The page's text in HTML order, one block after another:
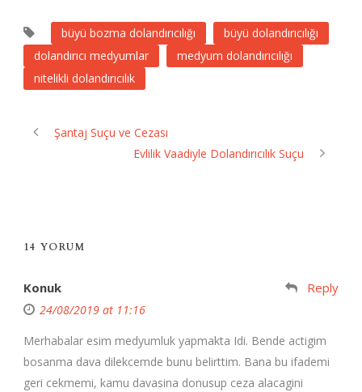
büyü bozma dolandırıcılığı
büyü dolandırıcılığı
dolandırıcı medyumlar
medyum dolandırıcılığı
nitelikli dolandırıcılık
Şantaj Suçu ve Cezası
Evlilik Vaadiyle Dolandırıcılık Suçu
14 YORUM
Konuk
24/08/2019 at 11:16
Reply
Merhabalar esim medyumluk yapmakta Idi. Bende actigim
bosanma dava dilekcemde bunu belirttim. Bana bu ifademi
geri cekmemi, kamu davasina donusup ceza alacagini